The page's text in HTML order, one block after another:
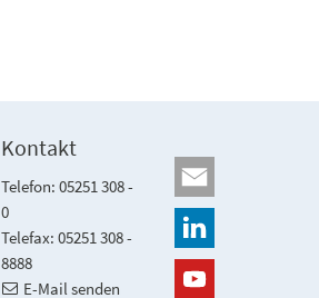
Kontakt
Telefon: 05251 308 -
0
Telefax: 05251 308 -
8888
E-Mail senden